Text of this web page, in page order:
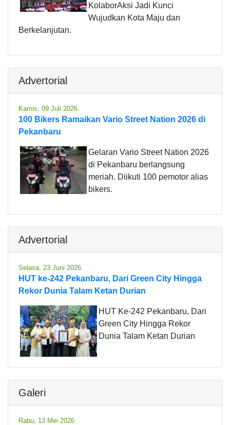
KolaborAksi Jadi Kunci
Wujudkan Kota Maju dan
Berkelanjutan.
Advertorial
Kamis, 09 Juli 2026
100 Bikers Ramaikan Vario Street Nation 2026 di
Pekanbaru
Gelaran Vario Street Nation 2026
di Pekanbaru berlangsung
meriah. Diikuti 100 pemotor alias
bikers.
Advertorial
Selasa, 23 Juni 2026
HUT ke-242 Pekanbaru, Dari Green City Hingga
Rekor Dunia Talam Ketan Durian
HUT Ke-242 Pekanbaru, Dari
Green City Hingga Rekor
Dunia Talam Ketan Durian
Galeri
Rabu, 13 Mei 2026